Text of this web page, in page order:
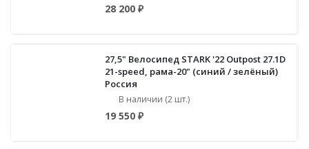
28 200 ₽
27,5" Велосипед STARK '22 Outpost 27.1D
21-speed, рама-20" (синий / зелёный)
Россия
В наличии (2 шт.)
19 550 ₽